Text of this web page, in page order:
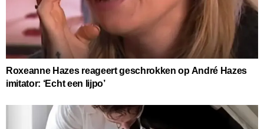
Roxeanne Hazes reageert geschrokken op André Hazes
imitator: ‘Echt een lijpo’